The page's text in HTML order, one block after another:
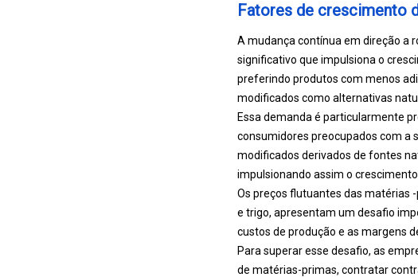
Fatores de crescimento
A mudança contínua em direção a
significativo que impulsiona o
preferindo produtos com menos
modificados como alternativas
Essa demanda é particularmente
consumidores preocupados com a
modificados derivados de fontes
impulsionando assim o
Os preços flutuantes das matérias
e trigo, apresentam um desafio
custos de produção e as margens
Para superar esse desafio, as
de matérias-primas, contratar